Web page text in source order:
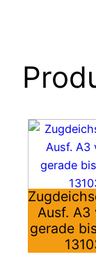
Ausf. A3
gerade